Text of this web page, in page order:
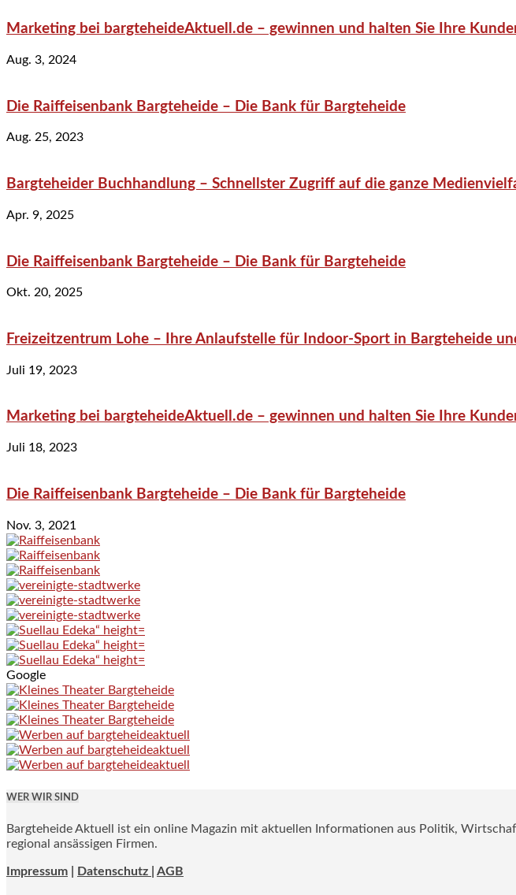
Marketing bei bargteheideAktuell.de – gewinnen und halten Sie Ihre
Aug. 3, 2024
Die Raiffeisenbank Bargteheide – Die Bank für Bargteheide
Aug. 25, 2023
Bargteheider Buchhandlung – Schnellster Zugriff auf die ganze
Apr. 9, 2025
Die Raiffeisenbank Bargteheide – Die Bank für Bargteheide
Okt. 20, 2025
Freizeitzentrum Lohe – Ihre Anlaufstelle für Indoor-Sport in Bargteheide
Juli 19, 2023
Marketing bei bargteheideAktuell.de – gewinnen und halten Sie Ihre
Juli 18, 2023
Die Raiffeisenbank Bargteheide – Die Bank für Bargteheide
Nov. 3, 2021
Google
WER WIR SIND
Bargteheide Aktuell ist ein online Magazin mit aktuellen Informationen aus Politik,
regional ansässigen Firmen.
Impressum Datenschutz | AGB